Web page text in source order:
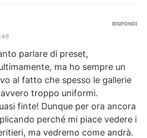
parlare di preset,
ma ho sempre un
al fatto che spesso le gallerie
troppo uniformi.
finte! Dunque per ora ancora
perché mi piace vedere i
ma vedremo come andrà.
RISPONDI